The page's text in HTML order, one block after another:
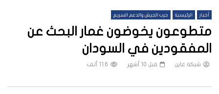
أخبار الرئيسية حرب الجيش والدعم السريع
متطوعون يخوضون غمار البحث عن
المفقودين في السودان
شبكة عاين قبل 10 أشهر 11.6 ألف